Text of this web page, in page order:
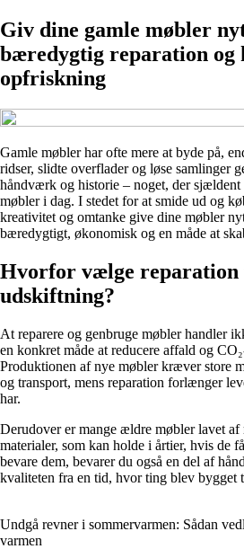
Giv dine gamle møbler
bæredygtig reparation og
opfriskning
Gamle møbler har ofte mere at byde på,
ridser, slidte overflader og løse samlinger
håndværk og historie – noget, der sjældent
møbler i dag. I stedet for at smide ud og
kreativitet og omtanke give dine møbler
bæredygtigt, økonomisk og en måde at
Hvorfor vælge
udskiftning?
At reparere og genbruge møbler handler
en konkret måde at reducere affald og
Produktionen af nye møbler kræver store
og transport, mens reparation forlænger
har.
Derudover er mange ældre møbler lavet
materialer, som kan holde i årtier, hvis de
bevare dem, bevarer du også en del af
kvaliteten fra en tid, hvor ting blev bygget
Undgå revner i sommervarmen: Sådan
varmen